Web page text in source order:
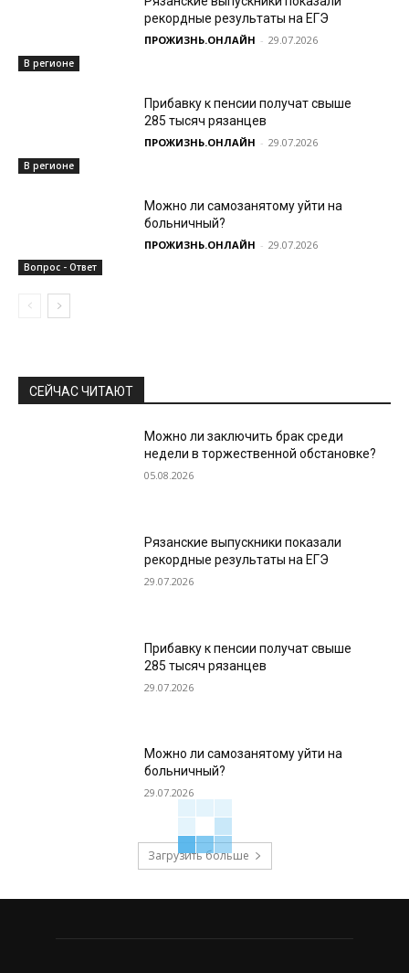
В регионе
рекордные результаты на ЕГЭ
ПРОЖИЗНЬ.ОНЛАЙН - 29.07.2026
В регионе
Прибавку к пенсии получат свыше
285 тысяч рязанцев
ПРОЖИЗНЬ.ОНЛАЙН - 29.07.2026
Вопрос - Ответ
Можно ли самозанятому уйти на
больничный?
ПРОЖИЗНЬ.ОНЛАЙН - 29.07.2026
СЕЙЧАС ЧИТАЮТ
Можно ли заключить брак среди
недели в торжественной обстановке?
05.08.2026
Рязанские выпускники показали
рекордные результаты на ЕГЭ
29.07.2026
Прибавку к пенсии получат свыше
285 тысяч рязанцев
29.07.2026
Можно ли самозанятому уйти на
больничный?
29.07.2026
Загрузить больше